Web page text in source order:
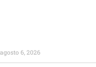
agosto 6, 2026